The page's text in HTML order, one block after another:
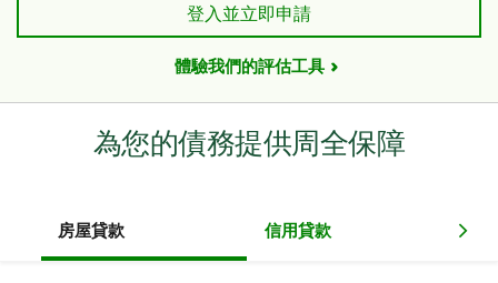
登入並立即申請
體驗我們的評估工具
為您的債務提供周全保障
房屋貸款 信用貸款